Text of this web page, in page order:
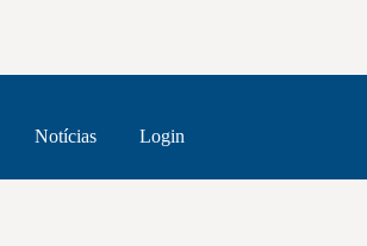
Notícias Login